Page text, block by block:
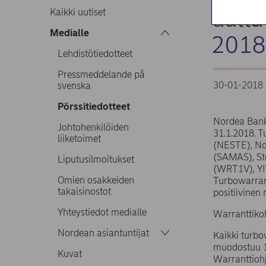
Kaikki uutiset
Medialle
Lehdistötiedotteet
Pressmeddelande på
svenska
Pörssitiedotteet
Johtohenkilöiden
liiketoimet
Liputusilmoitukset
Omien osakkeiden
takaisinostot
Yhteystiedot medialle
Nordean asiantuntijat
Kuvat
30-01-2018
Nordea
31.1.2018.
(NESTE),
(SAMAS),
(WRT1V),
positiivinen
Kaikki
muodostuu